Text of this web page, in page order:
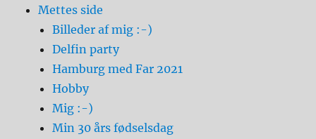
Mettes side
Billeder af mig :-)
Delfin party
Hamburg med Far 2021
Hobby
Mig :-)
Min 30 års fødselsdag